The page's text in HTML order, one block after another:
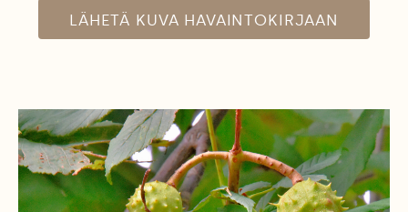
LÄHETÄ KUVA HAVAINTOKIRJAAN